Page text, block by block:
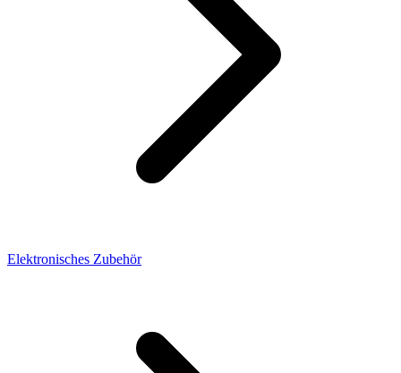
Elektronisches Zubehör